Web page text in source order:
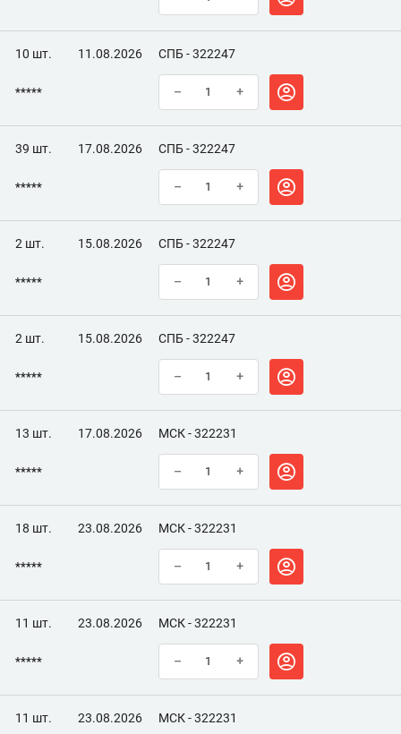
10 шт. 11.08.2026 СПБ - 322247
***** – +
39 шт. 17.08.2026 СПБ - 322247
***** – +
2 шт. 15.08.2026 СПБ - 322247
***** – +
2 шт. 15.08.2026 СПБ - 322247
***** – +
13 шт. 17.08.2026 МСК - 322231
***** – +
18 шт. 23.08.2026 МСК - 322231
***** – +
11 шт. 23.08.2026 МСК - 322231
***** – +
11 шт. 23.08.2026 МСК - 322231